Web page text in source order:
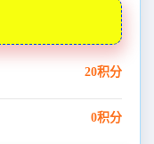
20积分
0积分